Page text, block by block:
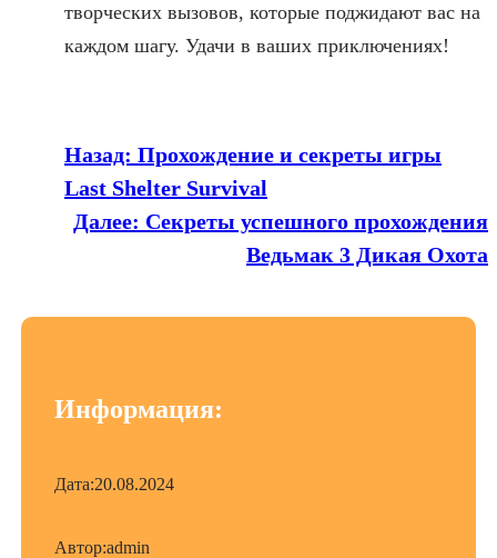
творческих вызовов, которые поджидают вас на
каждом шагу. Удачи в ваших приключениях!
Назад: Прохождение и секреты игры
Last Shelter Survival
Далее: Секреты успешного прохождения
Ведьмак 3 Дикая Охота
Информация:
Дата:20.08.2024
Автор:admin